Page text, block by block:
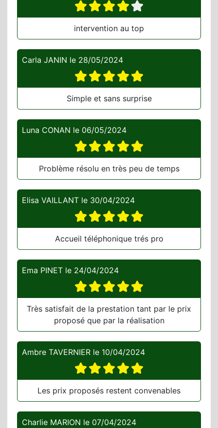
intervention au top
Carla JANIN le 28/05/2024
Simple et sans surprise
Luna CONAN le 06/05/2024
Problème résolu en très peu de temps
Elisa VAILLANT le 30/04/2024
Accueil téléphonique trés pro
Ema PINET le 24/04/2024
Très satisfait de la prestation tant par le prix
proposé que par la réalisation
Ambre TAVERNIER le 10/04/2024
Les prix proposés restent convenables
Charlie MARION le 07/04/2024